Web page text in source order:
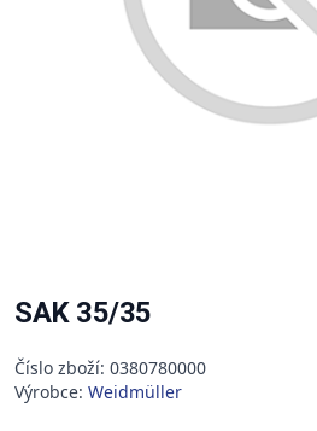
SAK 35/35
Číslo zboží: 0380780000
Výrobce: Weidmüller